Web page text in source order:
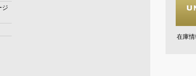
ジ
在庫情